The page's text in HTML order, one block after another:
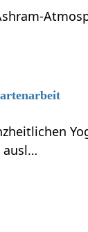
ausl…